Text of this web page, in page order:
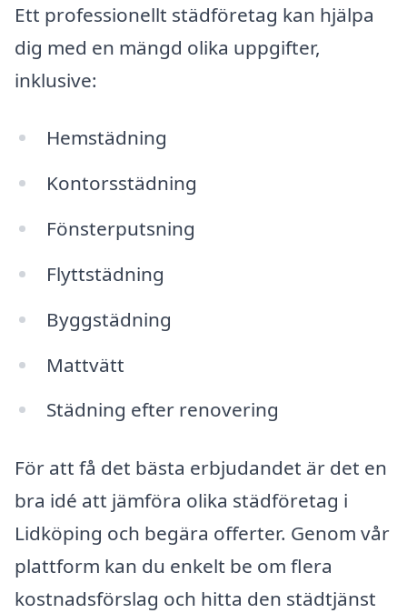
Ett professionellt städföretag kan hjälpa
dig med en mängd olika uppgifter,
inklusive:
Hemstädning
Kontorsstädning
Fönsterputsning
Flyttstädning
Byggstädning
Mattvätt
Städning efter renovering
För att få det bästa erbjudandet är det en
bra idé att jämföra olika städföretag i
Lidköping och begära offerter. Genom vår
plattform kan du enkelt be om flera
kostnadsförslag och hitta den städtjänst